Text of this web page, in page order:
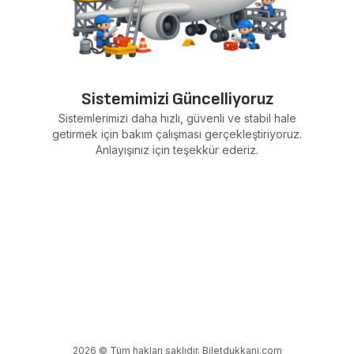
Sistemimizi Güncelliyoruz
Sistemlerimizi daha hızlı, güvenli ve stabil hale
getirmek için bakım çalışması gerçekleştiriyoruz.
Anlayışınız için teşekkür ederiz.
2026 © Tüm hakları saklıdır. Biletdukkani.com